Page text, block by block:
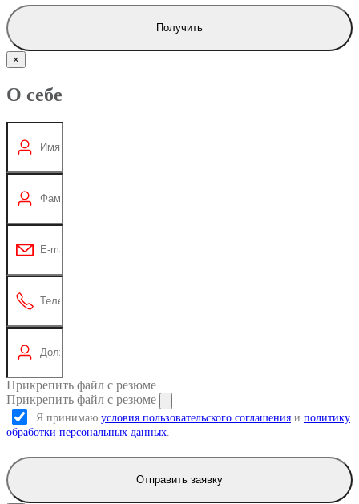
Получить
×
О себе
Прикрепить файл с резюме
Прикрепить файл с резюме
Я принимаю условия пользовательского соглашения и политику
обработки персональных данных
Отправить заявку